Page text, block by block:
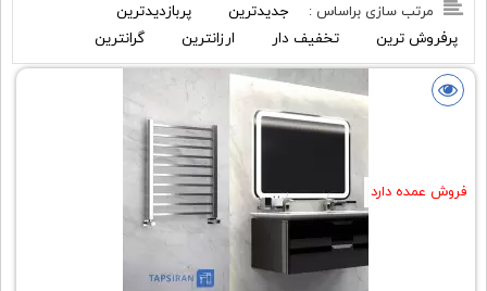
مرتب سازی براساس : جدیدترین
پربازدیدترین
پرفروش ترین
تخفیف دار ارزانترین گرانترین
فروش عمده دارد